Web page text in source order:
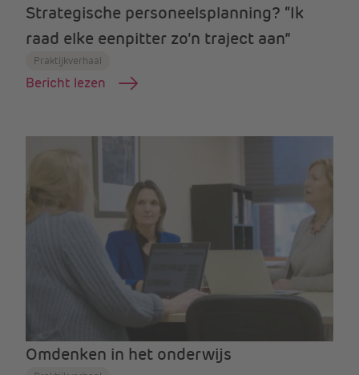
Strategische personeelsplanning? “Ik
raad elke eenpitter zo’n traject aan”
Praktijkverhaal
Bericht lezen
Omdenken in het onderwijs